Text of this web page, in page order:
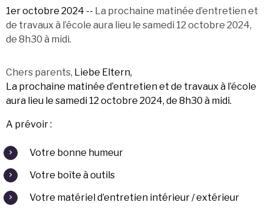
1er octobre 2024 -- La prochaine matinée d’entretien et
de travaux à l’école aura lieu le samedi 12 octobre 2024,
de 8h30 à midi.
Chers parents, Liebe Eltern,
La prochaine matinée d’entretien et de travaux à l’école
aura lieu le samedi 12 octobre 2024, de 8h30 à midi.
A prévoir :
Votre bonne humeur
Votre boîte à outils
Votre matériel d’entretien intérieur / extérieur